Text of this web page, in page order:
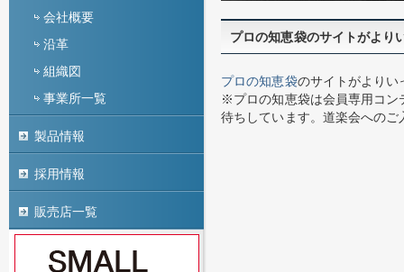
プロの知恵袋のサイトがより
プロの知恵袋のサイトがよりい
※プロの知恵袋は会員専用コン
待ちしています。道楽会へのご
会社概要
沿革
組織図
事業所一覧
製品情報
採用情報
販売店一覧